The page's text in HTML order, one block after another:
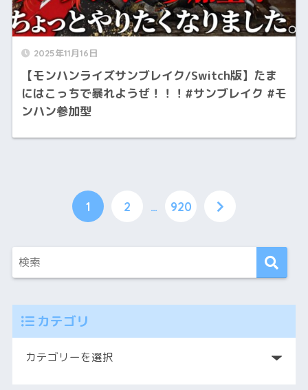
2025年11月16日
【モンハンライズサンブレイク/Switch版】たま
にはこっちで暴れようぜ！！！#サンブレイク #モ
ンハン参加型
1 2 … 920
カテゴリ